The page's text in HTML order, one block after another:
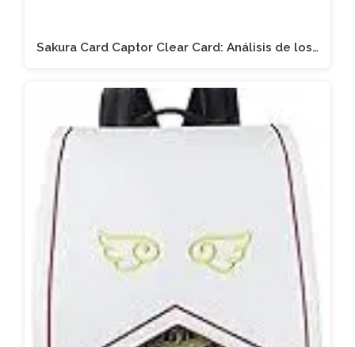
Sakura Card Captor Clear Card: Análisis de los…